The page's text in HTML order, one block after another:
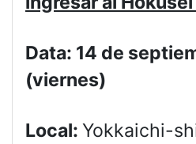
Data: 14 de
(viernes)
Local: Yokkaichi-